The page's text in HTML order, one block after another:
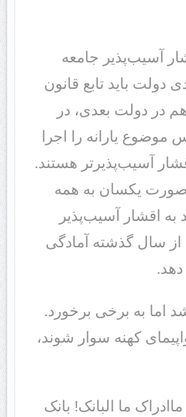
آسیب‌پذیر جامعه
دولت باید تابع قانون
در دولت بعدی، در
یارانه را اجرا
آسیب‌پذیرتر هستند.
صورت یکسان به همه
اقشار آسیب‌پذیر
سال گذشته آمادگی
دهد.
اما به برخی برخورد.
کهنه سوار شوند،
ما البانک! بانک